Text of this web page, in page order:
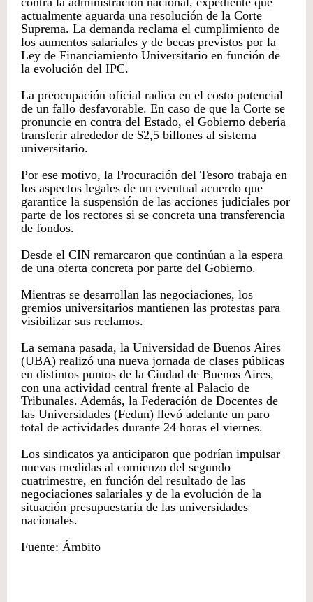
actualmente aguarda una resolución de la Corte
Suprema. La demanda reclama el cumplimiento de
los aumentos salariales y de becas previstos por la
Ley de Financiamiento Universitario en función de
la evolución del IPC.
La preocupación oficial radica en el costo potencial
de un fallo desfavorable. En caso de que la Corte se
pronuncie en contra del Estado, el Gobierno debería
transferir alrededor de $2,5 billones al sistema
universitario.
Por ese motivo, la Procuración del Tesoro trabaja en
los aspectos legales de un eventual acuerdo que
garantice la suspensión de las acciones judiciales por
parte de los rectores si se concreta una transferencia
de fondos.
Desde el CIN remarcaron que continúan a la espera
de una oferta concreta por parte del Gobierno.
Mientras se desarrollan las negociaciones, los
gremios universitarios mantienen las protestas para
visibilizar sus reclamos.
La semana pasada, la Universidad de Buenos Aires
(UBA) realizó una nueva jornada de clases públicas
en distintos puntos de la Ciudad de Buenos Aires,
con una actividad central frente al Palacio de
Tribunales. Además, la Federación de Docentes de
las Universidades (Fedun) llevó adelante un paro
total de actividades durante 24 horas el viernes.
Los sindicatos ya anticiparon que podrían impulsar
nuevas medidas al comienzo del segundo
cuatrimestre, en función del resultado de las
negociaciones salariales y de la evolución de la
situación presupuestaria de las universidades
nacionales.
Fuente: Ámbito